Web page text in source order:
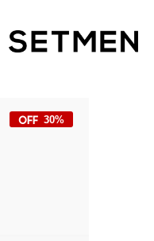
30%